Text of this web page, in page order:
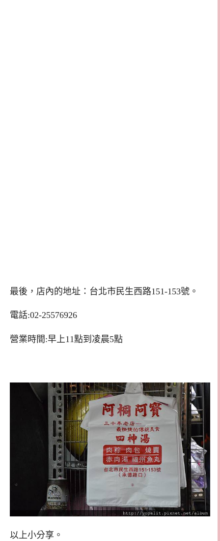
最後，店內的地址：台北市民生西路151-153號。
電話:02-25576926
營業時間:早上11點到凌晨5點
以上小分享。